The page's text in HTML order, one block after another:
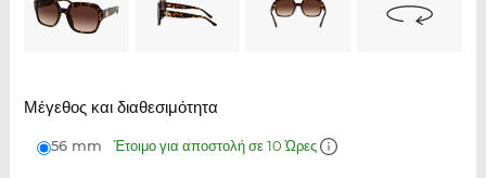
Μέγεθος και διαθεσιμότητα
56 mm Έτοιμο για αποστολή σε 10 Ώρες